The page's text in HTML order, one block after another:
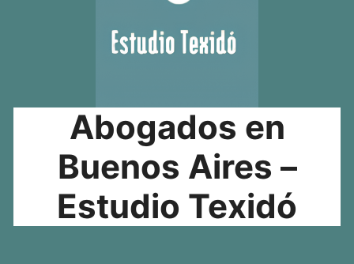
Abogados en
Buenos Aires –
Estudio Texidó